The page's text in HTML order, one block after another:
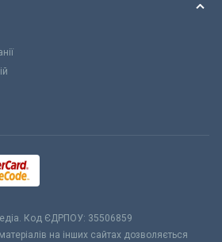
Код ЄДРПОУ: 35506859
на інших сайтах дозволяється